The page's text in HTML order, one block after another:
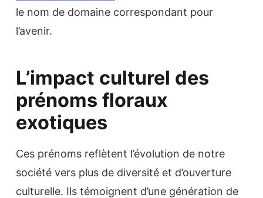
le nom de domaine correspondant pour
l’avenir.
L’impact culturel des
prénoms floraux
exotiques
Ces prénoms reflètent l’évolution de notre
société vers plus de diversité et d’ouverture
culturelle. Ils témoignent d’une génération de